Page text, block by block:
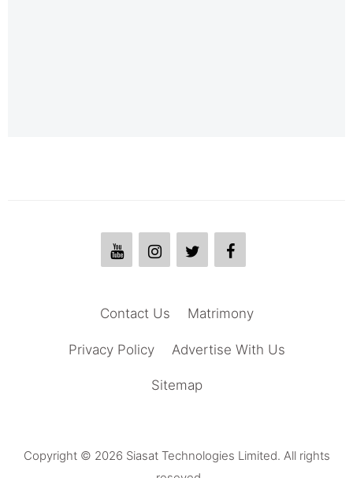
Matrimony
Contact Us
Advertise With Us
Privacy Policy
Sitemap
Copyright © 2026 Siasat Technologies Limited. All rights